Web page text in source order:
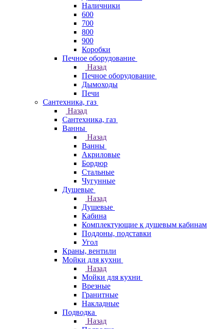
Наличники
600
700
800
900
Коробки
Печное оборудование
Назад
Печное оборудование
Дымоходы
Печи
Сантехника, газ
Назад
Сантехника, газ
Ванны
Назад
Ванны
Акриловые
Бордюр
Стальные
Чугунные
Душевые
Назад
Душевые
Кабина
Комплектующие к душевым кабинам
Поддоны, подставки
Угол
Краны, вентили
Мойки для кухни
Назад
Мойки для кухни
Врезные
Гранитные
Накладные
Подводка
Назад